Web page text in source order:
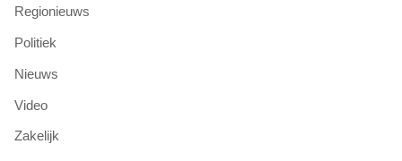
Regionieuws
Politiek
Nieuws
Video
Zakelijk